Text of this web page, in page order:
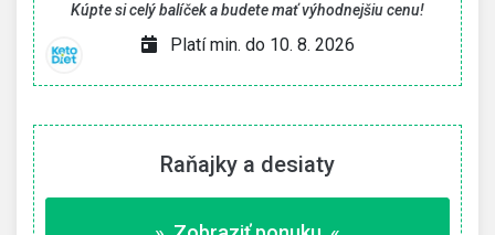
Kúpte si celý balíček a budete mať výhodnejšiu cenu!
Platí min. do 10. 8. 2026
Raňajky a desiaty